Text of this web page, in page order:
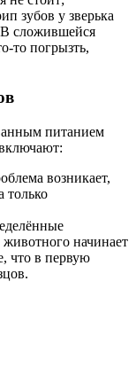
зубов у зверька
В сложившейся
то погрызть,
питанием
возникает,
только
начинает
что в первую